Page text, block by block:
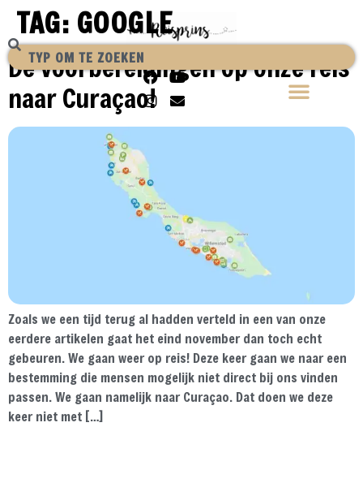
TAG: GOOGLE
De voorbereidingen op onze reis
naar Curaçao!
Zoals we een tijd terug al hadden verteld in een van onze
eerdere artikelen gaat het eind november dan toch echt
gebeuren. We gaan weer op reis! Deze keer gaan we naar een
bestemming die mensen mogelijk niet direct bij ons vinden
passen. We gaan namelijk naar Curaçao. Dat doen we deze
keer niet met […]